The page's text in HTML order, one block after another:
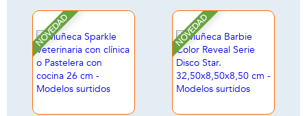
más hippy fashion -
Modelos surtidos
NOVEDAD NOVEDAD